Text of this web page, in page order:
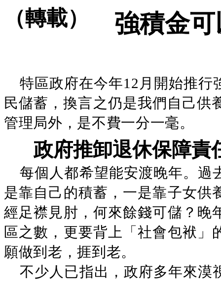
（轉載） 強積金
特區政府在今年12月開始推
民儲蓄，換言之仍是我們自己供
管理局外，是不費一分一毫。
政府推卸退休保障責
每個人都希望能安渡晚年。過
是靠自己的積蓄，一是靠子女供
經足襟見肘，何來餘錢可儲？晚
區之數，更要背上「社會包袱」
願做到老，捱到老。
不少人已指出，政府多年來漠